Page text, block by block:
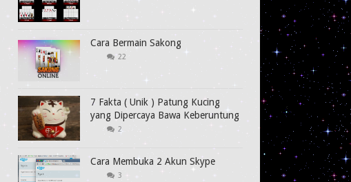
Cara Bermain Sakong
22
7 Fakta ( Unik ) Patung Kucing
yang Dipercaya Bawa Keberuntung
2
Cara Membuka 2 Akun Skype
3